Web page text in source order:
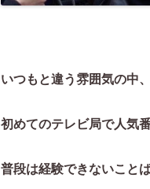
いつもと違う雰囲気の中
初めてのテレビ局で人気
普段は経験できないことば